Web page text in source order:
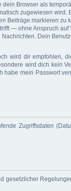
Browser als
zugewiesen
Beiträge markieren zu
— ohne Anspruch
Dein
wird dir empfohlen,
wird dich kein
mein Passwort
Zugriffsdaten